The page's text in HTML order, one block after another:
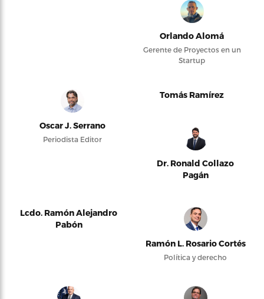
Orlando Alomá
Gerente de Proyectos en un
Startup
Oscar J. Serrano
Periodista Editor
Tomás Ramírez
Dr. Ronald Collazo
Pagán
Lcdo. Ramón Alejandro
Pabón
Ramón L. Rosario Cortés
Política y derecho